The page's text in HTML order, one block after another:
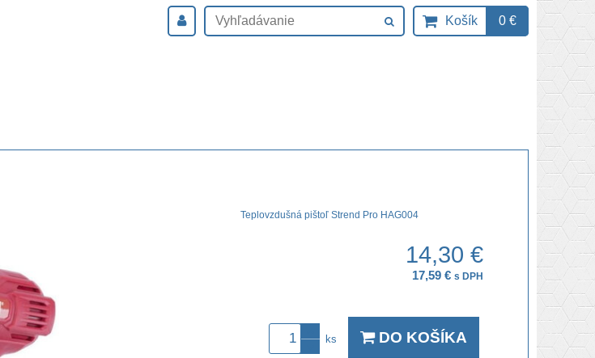
Košík 0 €
Teplovzdušná pištoľ Strend Pro HAG004
14,30 €
17,59 € s DPH
ks DO KOŠÍKA